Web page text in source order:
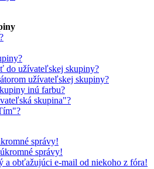
do užívateľskej skupiny?
užívateľskej skupiny?
inú farbu?
skupina"?
správy!
správy!
a obťažujúci e-mail od niekoho z fóra!